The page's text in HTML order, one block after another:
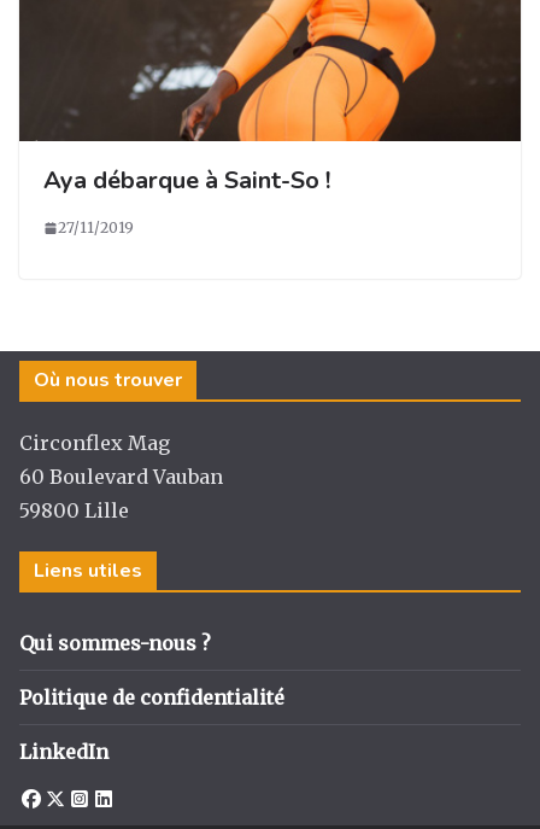
Aya débarque à Saint-So !
27/11/2019
Où nous trouver
Circonflex Mag
60 Boulevard Vauban
59800 Lille
Liens utiles
Qui sommes-nous ?
Politique de confidentialité
LinkedIn